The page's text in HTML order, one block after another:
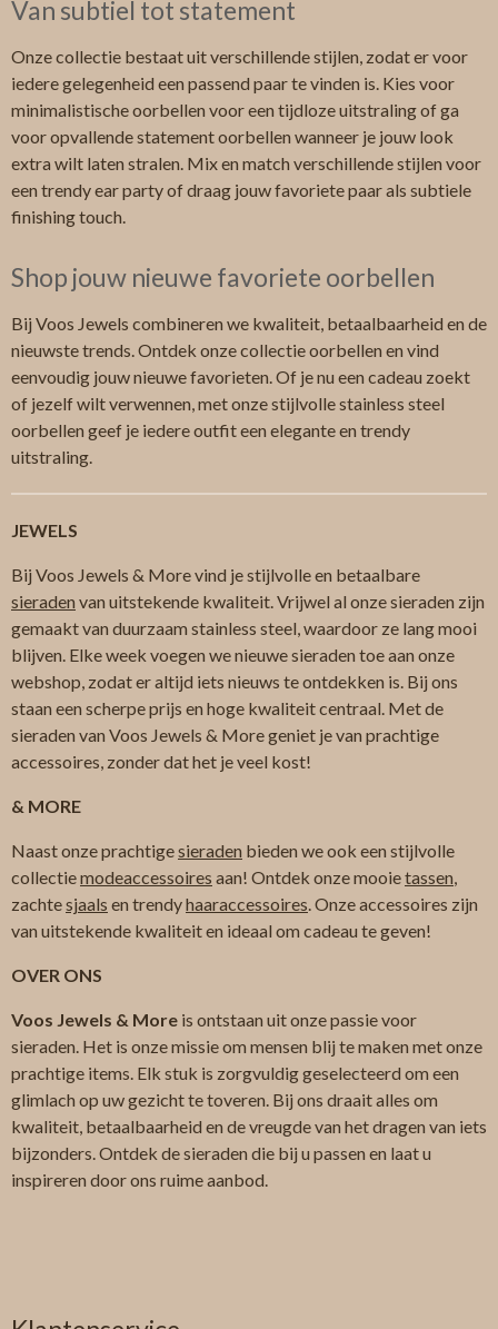
Van subtiel tot statement
Onze collectie bestaat uit verschillende stijlen, zodat er voor
iedere gelegenheid een passend paar te vinden is. Kies voor
minimalistische oorbellen voor een tijdloze uitstraling of ga
voor opvallende statement oorbellen wanneer je jouw look
extra wilt laten stralen. Mix en match verschillende stijlen voor
een trendy ear party of draag jouw favoriete paar als subtiele
finishing touch.
Shop jouw nieuwe favoriete oorbellen
Bij Voos Jewels combineren we kwaliteit, betaalbaarheid en de
nieuwste trends. Ontdek onze collectie oorbellen en vind
eenvoudig jouw nieuwe favorieten. Of je nu een cadeau zoekt
of jezelf wilt verwennen, met onze stijlvolle stainless steel
oorbellen geef je iedere outfit een elegante en trendy
uitstraling.
JEWELS
Bij Voos Jewels & More vind je stijlvolle en betaalbare
sieraden van uitstekende kwaliteit. Vrijwel al onze sieraden zijn
gemaakt van duurzaam stainless steel, waardoor ze lang mooi
blijven. Elke week voegen we nieuwe sieraden toe aan onze
webshop, zodat er altijd iets nieuws te ontdekken is. Bij ons
staan een scherpe prijs en hoge kwaliteit centraal. Met de
sieraden van Voos Jewels & More geniet je van prachtige
accessoires, zonder dat het je veel kost!
& MORE
Naast onze prachtigesieraden bieden we ook een stijlvolle
collectiemodeaccessoires aan! Ontdek onze mooietassen,
zachtesjaals en trendyhaaraccessoires. Onze accessoires zijn
van uitstekende kwaliteit en ideaal om cadeau te geven!
OVER ONS
Voos Jewels & More is ontstaan uit onze passie voor
sieraden. Het is onze missie om mensen blij te maken met onze
prachtige items. Elk stuk is zorgvuldig geselecteerd om een
glimlach op uw gezicht te toveren. Bij ons draait alles om
kwaliteit, betaalbaarheid en de vreugde van het dragen van iets
bijzonders. Ontdek de sieraden die bij u passen en laat u
inspireren door ons ruime aanbod.